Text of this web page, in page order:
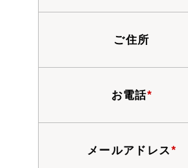
ご住所
お電話*
メールアドレス*